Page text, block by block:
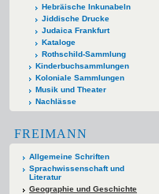
Hebräische Inkunabeln
Jiddische Drucke
Judaica Frankfurt
Kataloge
Rothschild-Sammlung
Kinderbuchsammlungen
Koloniale Sammlungen
Musik und Theater
Nachlässe
FREIMANN
Allgemeine Schriften
Sprachwissenschaft und
Literatur
Geographie und Geschichte